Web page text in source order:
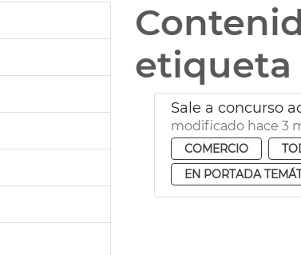
etiqueta
Sale a concurso
modificado hace 3
COMERCIO
EN PORTADA